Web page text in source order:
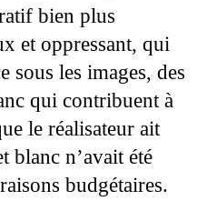
bien plus
et oppressant, qui
sous les images, des
qui contribuent à
le réalisateur ait
blanc n’avait été
budgétaires.